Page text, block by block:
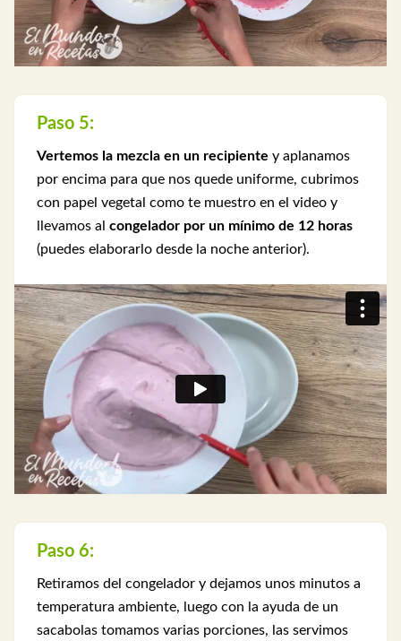
Paso 5:
Vertemos la mezcla en un recipiente y aplanamos
por encima para que nos quede uniforme, cubrimos
con papel vegetal como te muestro en el video y
llevamos al congelador por un mínimo de 12 horas
(puedes elaborarlo desde la noche anterior).
Paso 6:
Retiramos del congelador y dejamos unos minutos a
temperatura ambiente, luego con la ayuda de un
sacabolas tomamos varias porciones, las servimos